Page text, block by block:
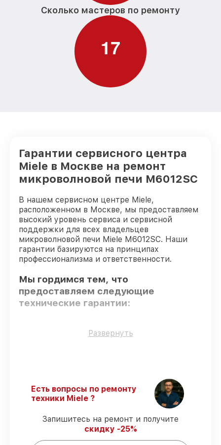
Сколько мастеров по ремонту
17
Гарантии сервисного центра
Miele в Москве на ремонт
микроволновой печи M6012SC
В нашем сервисном центре Miele,
расположенном в Москве, мы предоставляем
высокий уровень сервиса и сервисной
поддержки для всех владельцев
микроволновой печи Miele M6012SC. Наши
гарантии базируются на принципах
профессионализма и ответственности.
Мы гордимся тем, что
предоставляем следующие
технические гарантии:
Только фирменные комплектующие
–
гарантируем завершение работ без
задержек.
обслуживаем микроволновых печей
всегда со строгим соблюдением
гарантийных обязательств.
Развернуть
Есть вопросы по ремонту
техники Miele ?
Запишитесь на ремонт и получите
скидку -25%